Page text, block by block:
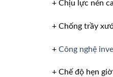
+ Chịu lực nén
+ Chống trầy
+ Công nghệ
+ Chế độ hẹn